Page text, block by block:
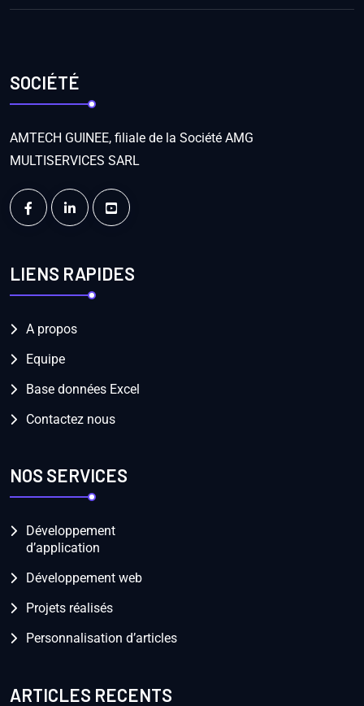
SOCIÉTÉ
AMTECH GUINEE, filiale de la Société AMG
MULTISERVICES SARL
LIENS RAPIDES
A propos
Equipe
Base données Excel
Contactez nous
NOS SERVICES
Développement
d’application
Développement web
Projets réalisés
Personnalisation d’articles
ARTICLES RECENTS